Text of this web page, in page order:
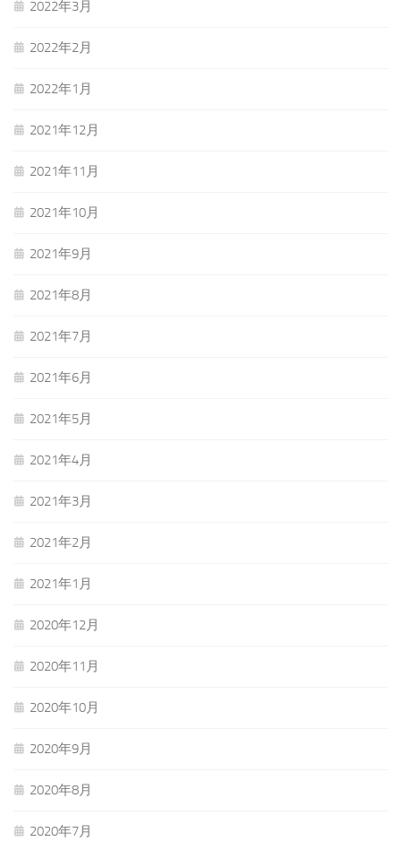
2022年3月
2022年2月
2022年1月
2021年12月
2021年11月
2021年10月
2021年9月
2021年8月
2021年7月
2021年6月
2021年5月
2021年4月
2021年3月
2021年2月
2021年1月
2020年12月
2020年11月
2020年10月
2020年9月
2020年8月
2020年7月